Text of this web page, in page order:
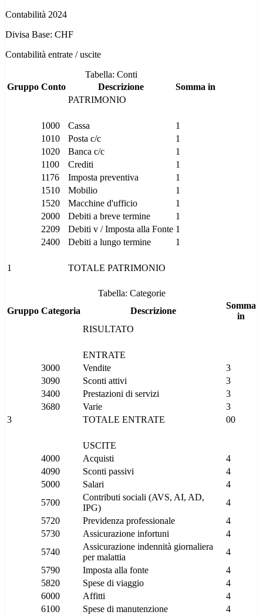
Contabilità 2024
Divisa Base: CHF
Contabilità entrate / uscite
Tabella: Conti
Gruppo Conto Descrizione
Somma in
PATRIMONIO
1000 Cassa
1
1010
Posta c/c
1
1020
Banca c/c
1
1100
Crediti
1
1176
Imposta preventiva
1
1510
Mobilio
1
1520
Macchine d'ufficio
1
2000
Debiti a breve termine
1
2209
Debiti v / Imposta alla Fonte 1
2400
Debiti a lungo termine 1
1 TOTALE PATRIMONIO
Tabella: Categorie
Gruppo Categoria Descrizione
Somma
in
RISULTATO
ENTRATE
3000
Vendite
3
3090
Sconti attivi
3
3400
Prestazioni di servizi
3
3680
Varie
3
3
TOTALE ENTRATE 00
USCITE
4000
Acquisti
4
4090
Sconti passivi
4
5000
Salari
4
5700
Contributi sociali (AVS, AI, AD,
IPG)
4
5720
Previdenza professionale
4
5730
Assicurazione infortuni
4
5740
Assicurazione indennità giornaliera
per malattia
4
5790
Imposta alla fonte
4
5820
Spese di viaggio
4
6000
Affitti
4
6100
Spese di manutenzione
4